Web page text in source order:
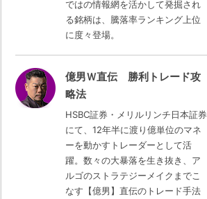
ではの情報網を活かして発掘され
る銘柄は、騰落率ランキング上位
に度々登場。
億男Ｗ直伝 勝利トレード攻
略法
HSBC証券・メリルリンチ日本証券
にて、12年半に渡り億単位のマネ
ーを動かすトレーダーとして活
躍。数々の大暴落を生き抜き、ア
ルゴのストラテジーメイクまでこ
なす【億男】直伝のトレード手法